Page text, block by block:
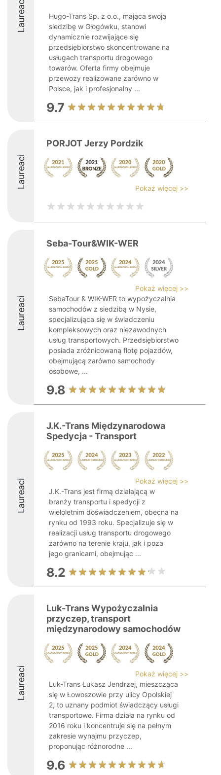
Laureaci
Hugo-Trans Sp. z o.o., mająca swoją
siedzibę w Głogówku, stanowi
dynamicznie rozwijające się
przedsiębiorstwo skoncentrowane na
usługach transportu drogowego
towarów. Oferta firmy obejmuje
przewozy realizowane zarówno w
Polsce, jak i profesjonalny ...
9.7
Laureaci
PORJOT Jerzy Pordzik
Pokaż więcej >>
Laureaci
Seba-Tour&WIK-WER
Pokaż więcej >>
SebaTour & WIK-WER to wypożyczalnia
samochodów z siedzibą w Nysie,
specjalizująca się w świadczeniu
kompleksowych oraz niezawodnych
usług transportowych. Przedsiębiorstwo
posiada zróżnicowaną flotę pojazdów,
obejmującą zarówno samochody
osobowe, ...
9.8
Laureaci
J.K.-Trans Międzynarodowa
Spedycja - Transport
Pokaż więcej >>
J.K.-Trans jest firmą działającą w
branży transportu i spedycji z
wieloletnim doświadczeniem, obecna na
rynku od 1993 roku. Specjalizuje się w
realizacji usług transportu drogowego
zarówno na terenie kraju, jak i poza
jego granicami, obejmując ...
8.2
Laureaci
Luk-Trans Wypożyczalnia
przyczep, transport
międzynarodowy samochodów
Pokaż więcej >>
Luk-Trans Łukasz Jendrzej, mieszcząca
się w Łowoszowie przy ulicy Opolskiej
2, to uznany podmiot świadczący usługi
transportowe. Firma działa na rynku od
2016 roku i koncentruje się na pełnym
zakresie wynajmu przyczep,
proponując różnorodne ...
9.6